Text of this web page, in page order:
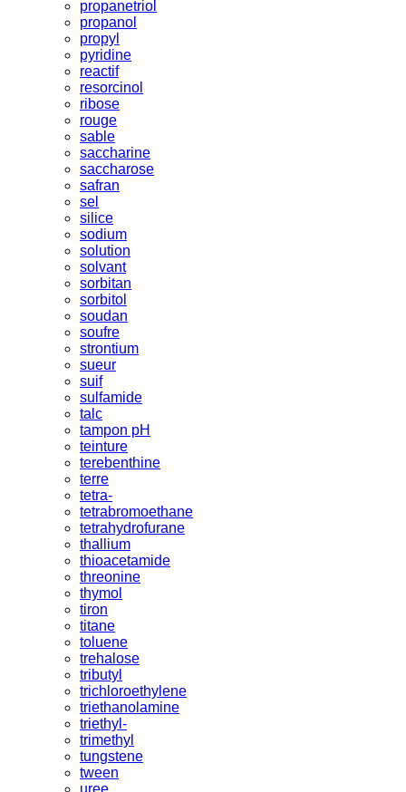
propanetriol
propanol
propyl
pyridine
reactif
resorcinol
ribose
rouge
sable
saccharine
saccharose
safran
sel
silice
sodium
solution
solvant
sorbitan
sorbitol
soudan
soufre
strontium
sueur
suif
sulfamide
talc
tampon pH
teinture
terebenthine
terre
tetra-
tetrabromoethane
tetrahydrofurane
thallium
thioacetamide
threonine
thymol
tiron
titane
toluene
trehalose
tributyl
trichloroethylene
triethanolamine
triethyl-
trimethyl
tungstene
tween
uree